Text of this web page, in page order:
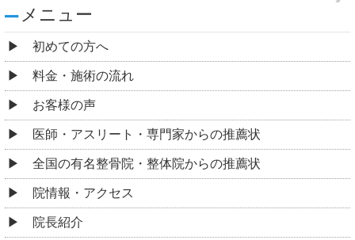
メニュー
初めての方へ
料金・施術の流れ
お客様の声
医師・アスリート・専門家からの推薦状
全国の有名整骨院・整体院からの推薦状
院情報・アクセス
院長紹介